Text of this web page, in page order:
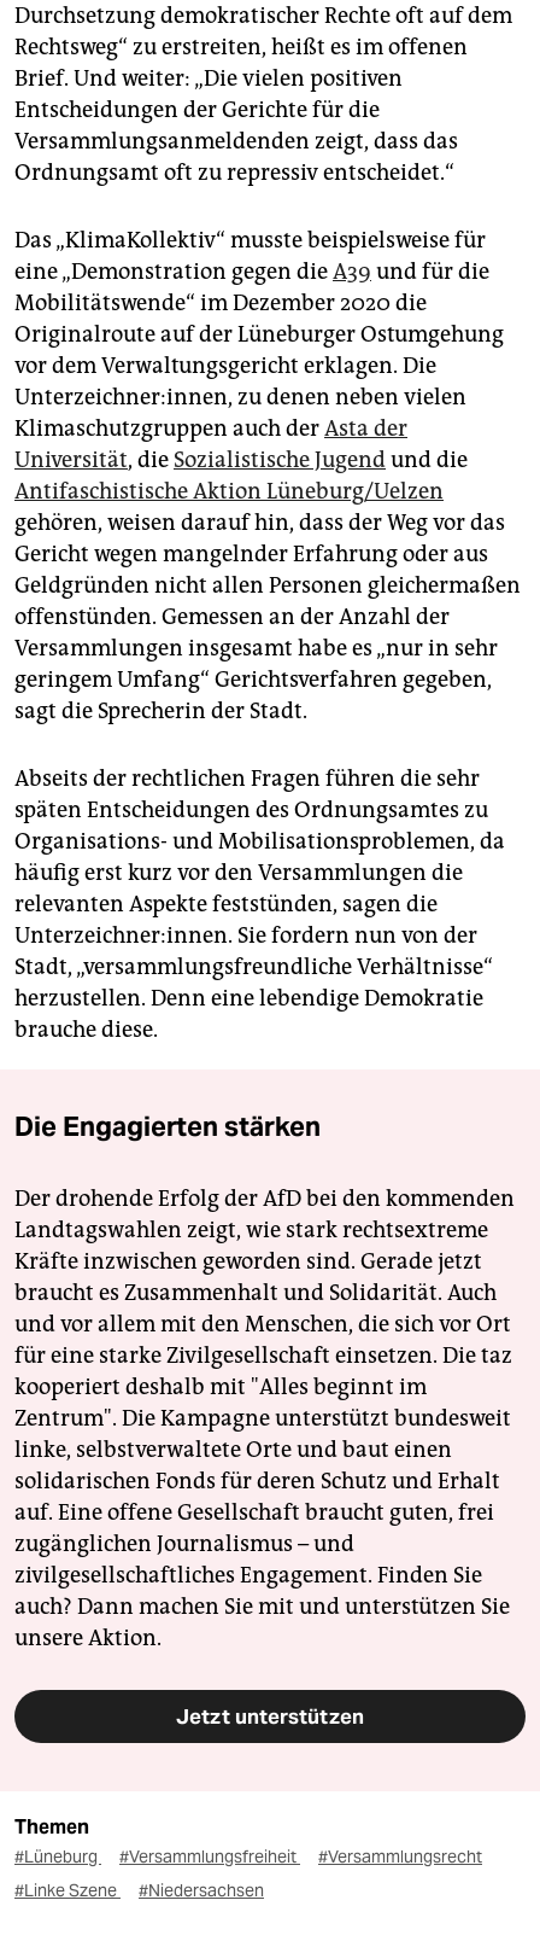
Durchsetzung demokratischer Rechte oft auf dem
Rechtsweg“ zu erstreiten, heißt es im offenen
Brief. Und weiter: „Die vielen positiven
Entscheidungen der Gerichte für die
Versammlungsanmeldenden zeigt, dass das
Ordnungsamt oft zu repressiv entscheidet.“
Das „KlimaKollektiv“ musste beispielsweise für
eine „Demonstration gegen dieA39 und für die
Mobilitätswende“ im Dezember 2020 die
Originalroute auf der Lüneburger Ostumgehung
vor dem Verwaltungsgericht erklagen. Die
Unterzeichner:innen, zu denen neben vielen
Klimaschutzgruppen auch derAsta der
Universität, die Sozialistische Jugendund die
Antifaschistische Aktion Lüneburg/Uelzen
gehören, weisen darauf hin, dass der Weg vor das
Gericht wegen mangelnder Erfahrung oder aus
Geldgründen nicht allen Personen gleichermaßen
offenstünden. Gemessen an der Anzahl der
Versammlungen insgesamt habe es „nur in sehr
geringem Umfang“ Gerichtsverfahren gegeben,
sagt die Sprecherin der Stadt.
Abseits der rechtlichen Fragen führen die sehr
späten Entscheidungen des Ordnungsamtes zu
Organisations- und Mobilisationsproblemen, da
häufig erst kurz vor den Versammlungen die
relevanten Aspekte feststünden, sagen die
Unterzeichner:innen. Sie fordern nun von der
Stadt, „versammlungsfreundliche Verhältnisse“
herzustellen. Denn eine lebendige Demokratie
brauche diese.
Die Engagierten stärken
Der drohende Erfolg der AfD bei den kommenden
Landtagswahlen zeigt, wie stark rechtsextreme
Kräfte inzwischen geworden sind. Gerade jetzt
braucht es Zusammenhalt und Solidarität. Auch
und vor allem mit den Menschen, die sich vor Ort
für eine starke Zivilgesellschaft einsetzen. Die taz
kooperiert deshalb mit "Alles beginnt im
Zentrum". Die Kampagne unterstützt bundesweit
linke, selbstverwaltete Orte und baut einen
solidarischen Fonds für deren Schutz und Erhalt
auf. Eine offene Gesellschaft braucht guten, frei
zugänglichen Journalismus – und
zivilgesellschaftliches Engagement. Finden Sie
auch? Dann machen Sie mit und unterstützen Sie
unsere Aktion.
Jetzt unterstützen
Themen
#Lüneburg #Versammlungsfreiheit
#Versammlungsrecht
#Linke Szene
#Niedersachsen